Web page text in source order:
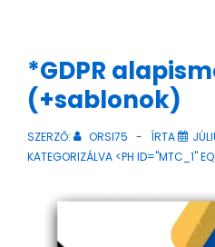
*GDPR
(+sablonok)
SZERZŐ: ORSI75 ÍRTA
KATEGORIZÁLVA <PH ID="MTC_1"